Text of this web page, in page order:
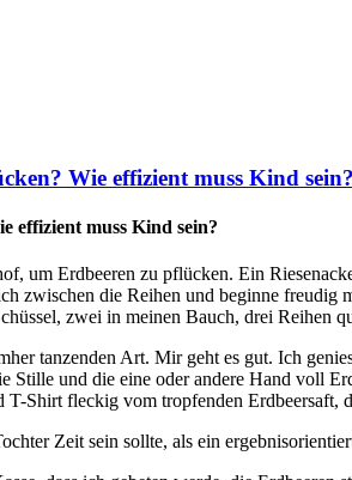
Wie effizient muss Kind sein?
effizient muss Kind sein?
um Erdbeeren zu pflücken. Ein
zwischen die Reihen und beginne
zwei in meinen Bauch, drei Reihen
tanzenden Art. Mir geht es gut. Ich
Stille und die eine oder andere Hand voll
Shirt fleckig vom tropfenden Erdbeersaft,
Zeit sein sollte, als ein